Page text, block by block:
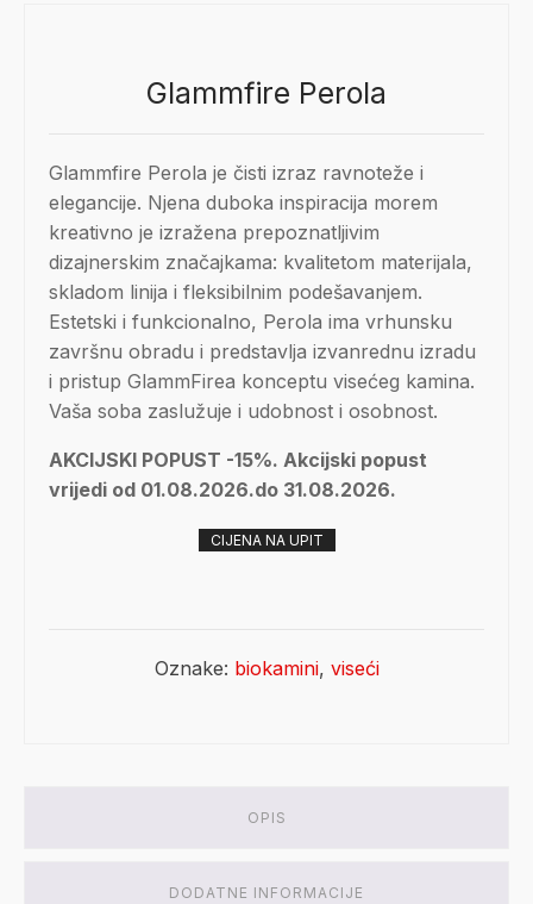
Glammfire Perola
Glammfire Perola je čisti izraz ravnoteže i
elegancije. Njena duboka inspiracija morem
kreativno je izražena prepoznatljivim
dizajnerskim značajkama: kvalitetom materijala,
skladom linija i fleksibilnim podešavanjem.
Estetski i funkcionalno, Perola ima vrhunsku
završnu obradu i predstavlja izvanrednu izradu
i pristup GlammFirea konceptu visećeg kamina.
Vaša soba zaslužuje i udobnost i osobnost.
AKCIJSKI POPUST -15%. Akcijski popust
vrijedi od 01.08.2026.do 31.08.2026.
CIJENA NA UPIT
Oznake: biokamini, viseći
OPIS
DODATNE INFORMACIJE